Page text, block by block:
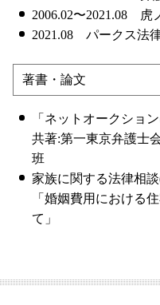
2006.02〜2021.08 虎
2021.08 パークス法
著書・論文
「ネットオークショ
共著:第一東京弁護士
班
家族に関する法律相
「婚姻費用における
て」